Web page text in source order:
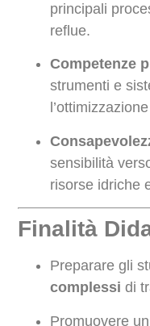
principali
reflue.
Competenze
strumenti e
sensibilità
risorse idriche
Finalità
Preparare gli
complessi di
Promuovere